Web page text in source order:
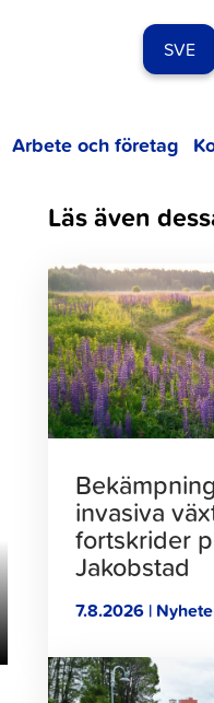
SVE
Arbete och företag
Läs även
Klicka
för
att
läsa
artikeln
invasiva
fortskrider
Jakobstad
7.8.2026 |
Klicka
för